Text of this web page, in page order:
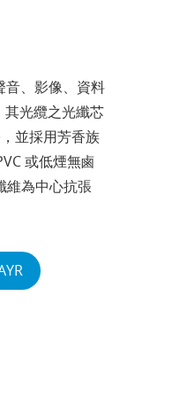
音、影像、資料
光纜之光纖芯
並採用芳香族
或低煙無鹵
維為中心抗張